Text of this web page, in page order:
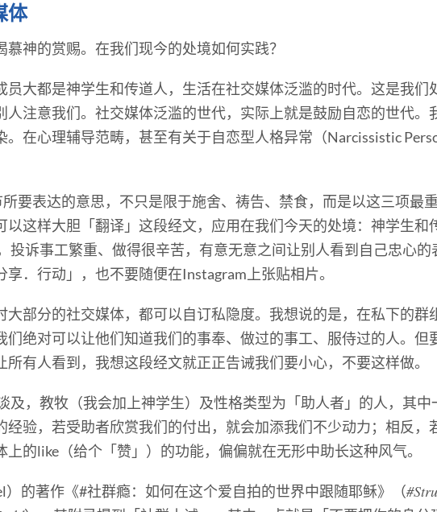
体
神的赏赐。在我们现今的处境如何实践？
员大都是神学生和传道人，生活在社交媒体泛滥的时代。这是我们
人注意我们。社交媒体泛滥的世代，实际上就是鼓励自恋的世代。
在心理辅导范畴，甚至有关于自恋型人格异常（Narcissistic
要表达的意思，不只是限于施舍、祷告、禁食，而是以这三项最
以这样大胆「翻译」这段经文，应用在我们今天的处境：神学生和
投诉事工繁重、做得很辛苦，有意无意之间让别人看到自己忠心
．行动」，也不要随便在Instagram上张贴相片。
大部分的社交媒体，都可以自订私隐度。我想说的是，在私下的群
们绝对可以让他们知道我们的事奉、做过的事工、服侍过的人。但
有人看到，我想这段经文就正正告诫我们要小心，不要这样做。
及，教牧（我会加上神学生）及性格类型为「助人者」的人，其中
经验，若受助者欣赏我们的付出，就会加添我们不少动力；相反，
的like（给个「赞」）的功能，偏偏就在无形中助长这种风气。
）的著作《#社群瘾：如何在这个爱自拍的世界中跟随耶稣》（